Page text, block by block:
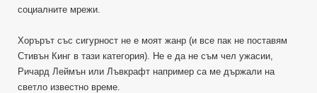
социалните мрежи.
Хорърът със сигурност не е моят жанр (и все пак не поставям
Стивън Кинг в тази категория). Не е да не съм чел ужасии,
Ричард Леймън или Лъвкрафт например са ме държали на
светло известно време.